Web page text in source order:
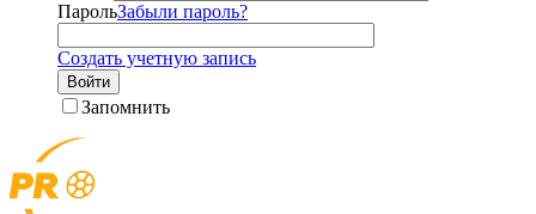
ПарольЗабыли пароль?
Создать учетную запись
Войти
Запомнить